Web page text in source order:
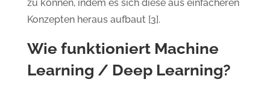
zu können, indem es sich diese aus einfacheren
Konzepten heraus aufbaut [3].
Wie funktioniert Machine
Learning / Deep Learning?